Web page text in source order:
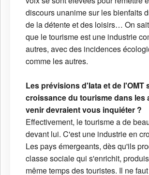
discours unanime sur les bienfaits
de la détente et des loisirs… On
que le tourisme est une industrie
autres, avec des incidences
comme les autres.
Les prévisions d'Iata et de l'OMT
croissance du tourisme dans les
venir devraient vous inquiéter ?
Effectivement, le tourisme a de
devant lui. C'est une industrie en
Les pays émergeants, dès qu'ils
classe sociale qui s'enrichit,
même temps des touristes. Il ne